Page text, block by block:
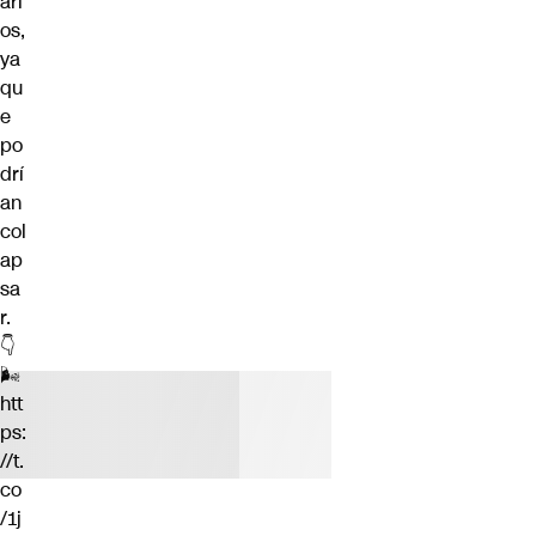
os,
ya
qu
e
po
drí
an
col
ap
sa
r.
👇
🌬️
htt
ps:
//t.
co
/1j